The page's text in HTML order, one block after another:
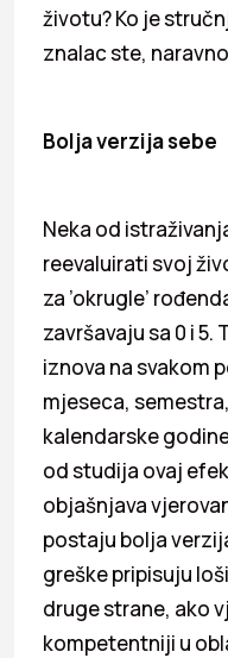
životu? Ko je
znalac ste,
Bolja verzija sebe
Neka od
reevaluirati svoj
za ’okrugle’
završavaju sa 0 i
iznova na svakom
mjeseca,
kalendarske
od studija ovaj
objašnjava
postaju bolja
greške pripisuju
druge strane, ako
kompetentniji u